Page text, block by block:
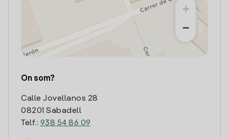
+
−
On som?
Calle Jovellanos 28
08201 Sabadell
Telf.: 938 54 86 09